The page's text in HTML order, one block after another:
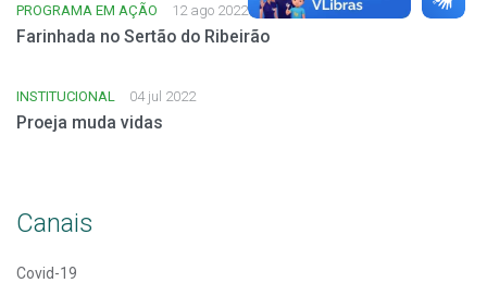
PROGRAMA EM AÇÃO 12 ago 2022
Farinhada no Sertão do Ribeirão
INSTITUCIONAL 04 jul 2022
Proeja muda vidas
Canais
Covid-19